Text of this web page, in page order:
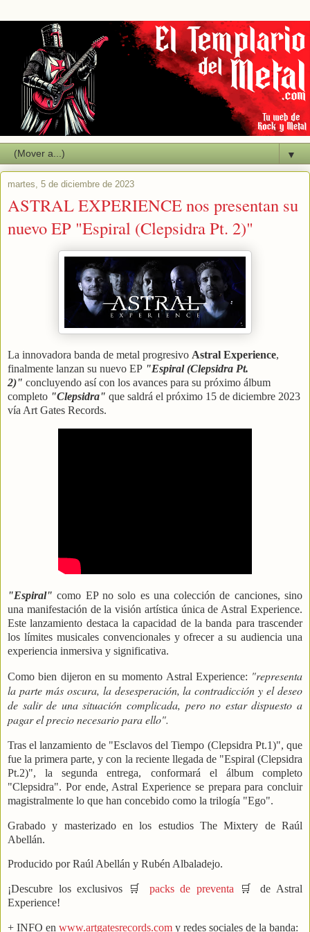
▼
martes, 5 de diciembre de 2023
ASTRAL EXPERIENCE nos presentan su
nuevo EP "Espiral (Clepsidra Pt. 2)"
La innovadora banda de metal progresivo Astral Experience,
finalmente lanzan su nuevo EP "Espiral (Clepsidra Pt.
2)" concluyendo así con los avances para su próximo álbum
completo "Clepsidra" que saldrá el próximo 15 de diciembre 2023
vía Art Gates Records.
"Espiral"como EP no solo es una colección de canciones, sino
una manifestación de la visión artística única de Astral Experience.
Este lanzamiento destaca la capacidad de la banda para trascender
los límites musicales convencionales y ofrecer a su audiencia una
experiencia inmersiva y significativa.
Como bien dijeron en su momento Astral Experience: "representa
la parte más oscura, la desesperación, la contradicción y el deseo
de salir de una situación complicada, pero no estar dispuesto a
pagar el precio necesario para ello".
Tras el lanzamiento de "Esclavos del Tiempo (Clepsidra Pt.1)", que
fue la primera parte, y con la reciente llegada de "Espiral (Clepsidra
Pt.2)", la segunda entrega, conformará el álbum completo
"Clepsidra". Por ende, Astral Experience se prepara para concluir
magistralmente lo que han concebido como la trilogía "Ego".
Grabado y masterizado en los estudios The Mixtery de Raúl
Abellán.
Producido por Raúl Abellán y Rubén Albaladejo.
¡Descubre los exclusivos 🛒 packs de preventa 🛒 de Astral
Experience!
+ INFO en www.artgatesrecords.com y redes sociales de la banda: